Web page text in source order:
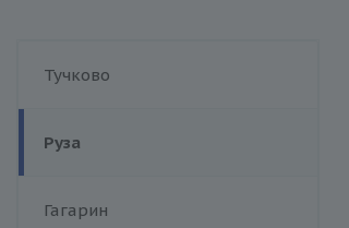
Тучково
Руза
Гагарин